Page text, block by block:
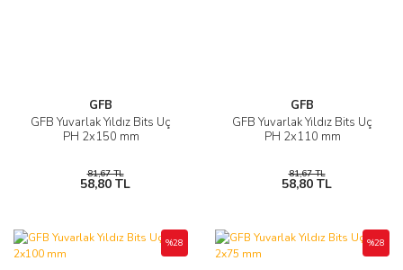
GFB
GFB Yuvarlak Yıldız Bits Uç
PH 2x150 mm
81,67 TL
58,80 TL
GFB
GFB Yuvarlak Yıldız Bits Uç
PH 2x110 mm
81,67 TL
58,80 TL
%28 %28